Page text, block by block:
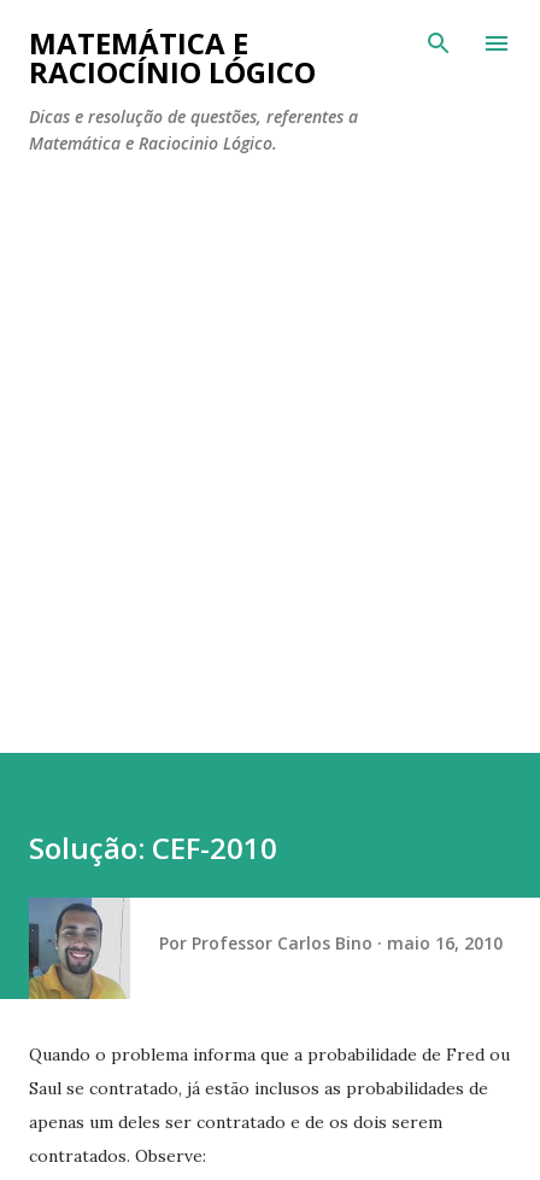
Pular para o conteúdo principal
MATEMÁTICA E
RACIOCÍNIO LÓGICO
Dicas e resolução de questões, referentes a
Matemática e Raciocinio Lógico.
Solução: CEF-2010
Por Professor Carlos Bino maio 16, 2010
Quando o problema informa que a probabilidade de Fred ou
Saul se contratado, já estão inclusos as probabilidades de
apenas um deles ser contratado e de os dois serem
contratados. Observe: